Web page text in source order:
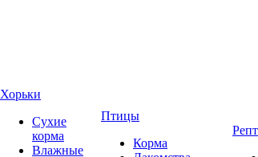
Хорьки
Сухие
корма
Влажные
Птицы
Корма